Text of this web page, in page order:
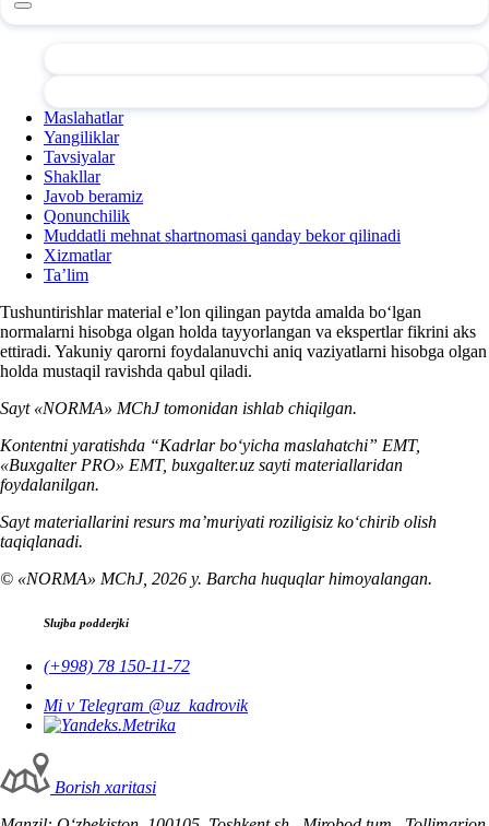
Maslahatlar
Yangiliklar
Tavsiyalar
Shakllar
Javob beramiz
Qonunchilik
Muddatli mehnat shartnomasi qanday bekor qilinadi
Xizmatlar
Ta’lim
Tushuntirishlar material e’lon qilingan paytda amalda boʻlgan
normalarni hisobga olgan holda tayyorlangan va ekspertlar fikrini aks
ettiradi. Yakuniy qarorni foydalanuvchi aniq vaziyatlarni hisobga olgan
holda mustaqil ravishda qabul qiladi.
Sayt «NORMA» MChJ tomonidan ishlab chiqilgan.
Kontentni yaratishda “Kadrlar boʻyicha maslahatchi” EMT,
«Buxgalter PRO» EMT, buxgalter.uz sayti materiallaridan
foydalanilgan.
Sayt materiallarini resurs ma’muriyati roziligisiz koʻchirib olish
taqiqlanadi.
© «NORMA» MChJ, 2026 y. Barcha huquqlar himoyalangan.
Slujba podderjki
(+998) 78 150-11-72
Mi v Telegram @uz_kadrovik
Borish хaritasi